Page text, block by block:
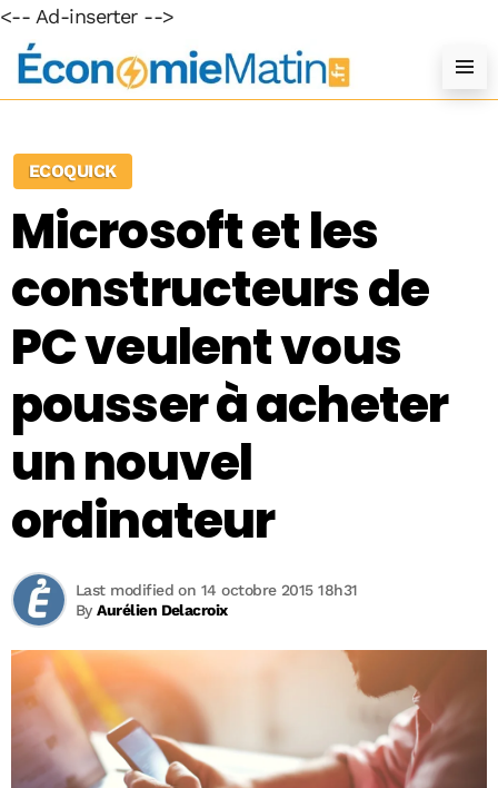
<-- Ad-inserter -->
ECOQUICK
Microsoft et les
constructeurs de
PC veulent vous
pousser à acheter
un nouvel
ordinateur
ByAurélien Delacroix
Last modified on 14 octobre 2015 18h31